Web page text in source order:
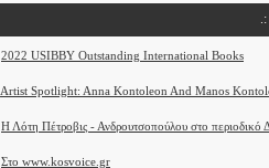
2022 USIBBY Outstanding International Books
Artist Spotlight: Anna Kontoleon And Manos
Η Λότη Πέτροβις - Ανδρουτσοπούλου στο
Στο www.kosvoice.gr